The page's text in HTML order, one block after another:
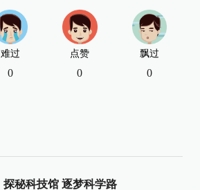
难过
0
点赞
0
飘过
0
探秘科技馆 逐梦科学路